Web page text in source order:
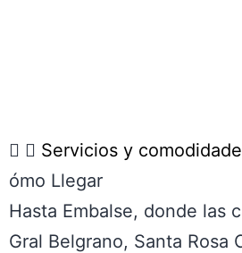
Servicios y
ómo Llegar
Hasta Embalse, donde las
Gral Belgrano, Santa